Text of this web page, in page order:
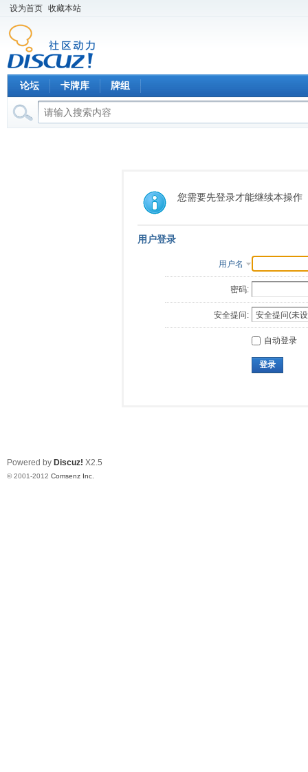
设为首页 收藏本站
论坛 卡牌库 牌组
您需要先登录才能继续本操作
用户登录
用户名
密码:
安全提问:
自动登录
登录
Powered by Discuz! X2.5
© 2001-2012 Comsenz Inc.